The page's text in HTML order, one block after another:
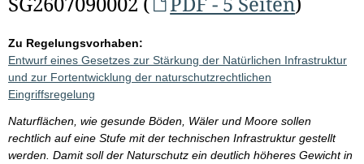
Zu Regelungsvorhaben:
Entwurf eines Gesetzes zur Stärkung der Natürlichen Infrastruktur
und zur Fortentwicklung der naturschutzrechtlichen
Eingriffsregelung
Naturflächen, wie gesunde Böden, Wäler und Moore sollen
rechtlich auf eine Stufe mit der technischen Infrastruktur gestellt
werden. Damit soll der Naturschutz ein deutlich höheres Gewicht in